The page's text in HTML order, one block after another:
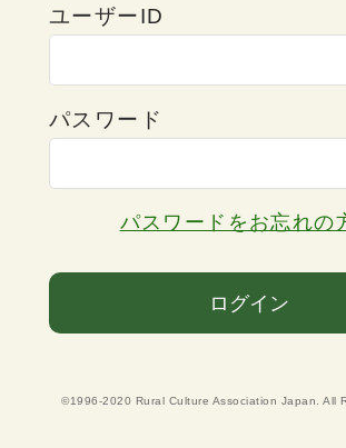
ユーザーID
パスワード
パスワードをお忘れの
ログイン
©1996-2020 Rural Culture Association Japan. All